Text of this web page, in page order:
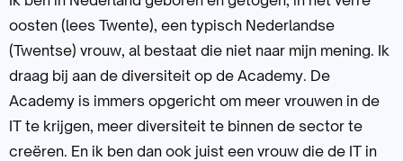
oosten (lees Twente), een typisch Nederlandse
(Twentse) vrouw, al bestaat die niet naar mijn mening. Ik
draag bij aan de diversiteit op de Academy. De
Academy is immers opgericht om meer vrouwen in de
IT te krijgen, meer diversiteit te binnen de sector te
creëren. En ik ben dan ook juist een vrouw die de IT in